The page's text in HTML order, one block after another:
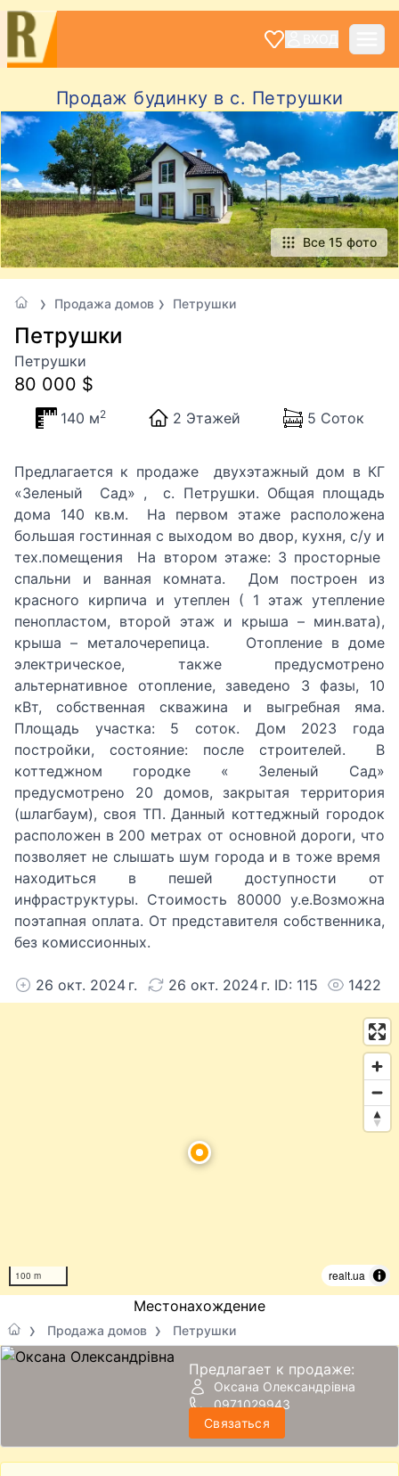
Продаж будинку в с. Петрушки
Все 15 фото
Продажа домов Петрушки
Петрушки
Петрушки
80 000 $
140 м2 2 Этажей 5 Соток
Предлагается к продаже двухэтажный дом в КГ
«Зеленый Сад» , с. Петрушки. Общая площадь
дома 140 кв.м. На первом этаже расположена
большая гостинная с выходом во двор, кухня, с/у и
тех.помещения На втором этаже: 3 просторные
спальни и ванная комната. Дом построен из
красного кирпича и утеплен ( 1 этаж утепление
пенопластом, второй этаж и крыша – мин.вата),
крыша – металочерепица. Отопление в доме
электрическое, также предусмотрено
альтернативное отопление, заведено 3 фазы, 10
кВт, собственная скважина и выгребная яма.
Площадь участка: 5 соток. Дом 2023 года
постройки, состояние: после строителей. В
коттеджном городке « Зеленый Сад»
предусмотрено 20 домов, закрытая территория
(шлагбаум), своя ТП. Данный коттеджный городок
расположен в 200 метрах от основной дороги, что
позволяет не слышать шум города и в тоже время
находиться в пешей доступности от
инфраструктуры. Стоимость 80000 у.е.Возможна
поэтапная оплата. От представителя собственника,
без комиссионных.
26 окт. 2024 г. 26 окт. 2024 г. ID: 115 1422
100 m realt.ua
Местонахождение
Продажа домов Петрушки
Предлагает к продаже:
Оксана Олександрівна
0971029943
Связаться